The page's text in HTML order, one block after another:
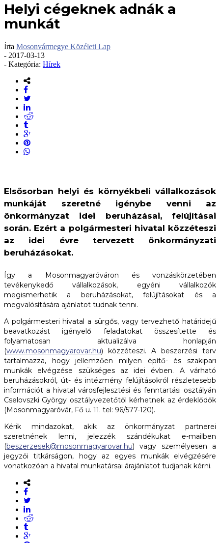
Helyi cégeknek adnák a
munkát
Írta Mosonvármegye Közéleti Lap
- 2017-03-13
- Kategória: Hírek
Elsősorban helyi és környékbeli vállalkozások
munkáját szeretné igénybe venni az
önkormányzat idei beruházásai, felújításai
során. Ezért a polgármesteri hivatal közzéteszi
az idei évre tervezett önkormányzati
beruházásokat.
Így a Mosonmagyaróváron és vonzáskörzetében
tevékenykedő vállalkozások, egyéni vállalkozók
megismerhetik a beruházásokat, felújításokat és a
megvalósítására ajánlatot tudnak tenni.
A polgármesteri hivatal a sürgős, vagy tervezhető határidejű
beavatkozást igényelő feladatokat összesítette és
folyamatosan aktualizálva honlapján
(www.mosonmagyarovar.hu) közzéteszi. A beszerzési terv
tartalmazza, hogy jellemzően milyen építő- és szakipari
munkák elvégzése szükséges az idei évben. A várható
beruházásokról, út- és intézmény felújításokról részletesebb
információt a hivatal városfejlesztési és fenntartási osztályán
Cselovszki György osztályvezetőtől kérhetnek az érdeklődők
(Mosonmagyaróvár, Fő u. 11. tel: 96/577-120).
Kérik mindazokat, akik az önkormányzat partnerei
szeretnének lenni, jelezzék szándékukat e-mailben
(beszerzesek@mosonmagyarovar.hu) vagy személyesen a
jegyzői titkárságon, hogy az egyes munkák elvégzésére
vonatkozóan a hivatal munkatársai árajánlatot tudjanak kérni.